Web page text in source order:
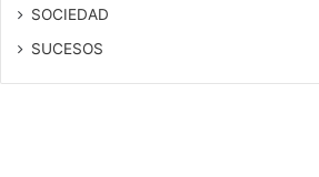
SOCIEDAD
SUCESOS